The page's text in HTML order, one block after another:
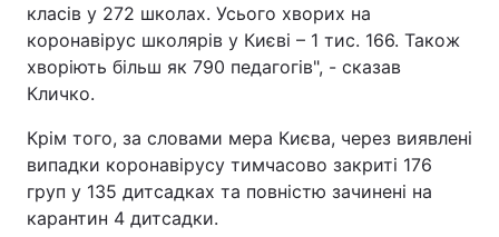
класів у 272 школах. Усього хворих на
коронавірус школярів у Києві – 1 тис. 166. Також
хворіють більш як 790 педагогів", - сказав
Кличко.
Крім того, за словами мера Києва, через виявлені
випадки коронавірусу тимчасово закриті 176
груп у 135 дитсадках та повністю зачинені на
карантин 4 дитсадки.